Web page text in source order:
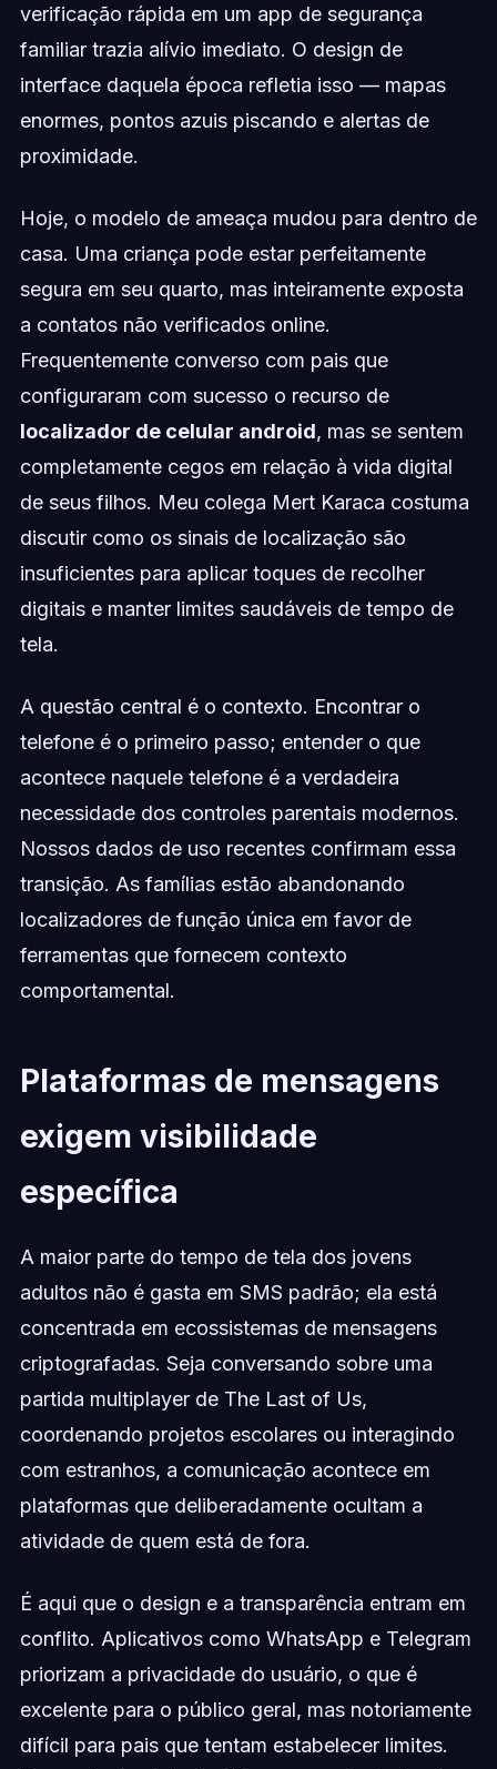
verificação rápida em um app de segurança
familiar trazia alívio imediato. O design de
interface daquela época refletia isso — mapas
enormes, pontos azuis piscando e alertas de
proximidade.
Hoje, o modelo de ameaça mudou para dentro de
casa. Uma criança pode estar perfeitamente
segura em seu quarto, mas inteiramente exposta
a contatos não verificados online.
Frequentemente converso com pais que
configuraram com sucesso o recurso de
localizador de celular android, mas se sentem
completamente cegos em relação à vida digital
de seus filhos. Meu colega Mert Karaca costuma
discutir como os sinais de localização são
insuficientes para aplicar toques de recolher
digitais e manter limites saudáveis de tempo de
tela.
A questão central é o contexto. Encontrar o
telefone é o primeiro passo; entender o que
acontece naquele telefone é a verdadeira
necessidade dos controles parentais modernos.
Nossos dados de uso recentes confirmam essa
transição. As famílias estão abandonando
localizadores de função única em favor de
ferramentas que fornecem contexto
comportamental.
Plataformas de mensagens
exigem visibilidade
específica
A maior parte do tempo de tela dos jovens
adultos não é gasta em SMS padrão; ela está
concentrada em ecossistemas de mensagens
criptografadas. Seja conversando sobre uma
partida multiplayer de The Last of Us,
coordenando projetos escolares ou interagindo
com estranhos, a comunicação acontece em
plataformas que deliberadamente ocultam a
atividade de quem está de fora.
É aqui que o design e a transparência entram em
conflito. Aplicativos como WhatsApp e Telegram
priorizam a privacidade do usuário, o que é
excelente para o público geral, mas notoriamente
difícil para pais que tentam estabelecer limites.